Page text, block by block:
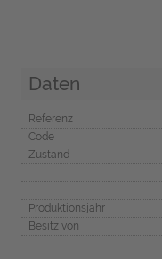
Daten
Referenz
Code
Zustand
Produktionsjahr
Besitz von